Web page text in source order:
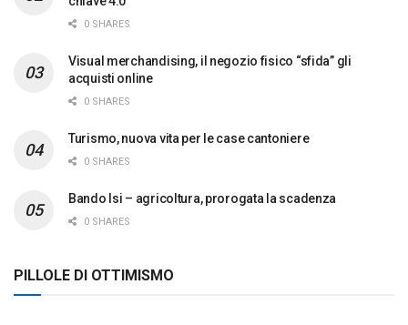
0 SHARES
Visual merchandising, il negozio fisico “sfida” gli
acquisti online
0 SHARES
Turismo, nuova vita per le case cantoniere
0 SHARES
Bando Isi – agricoltura, prorogata la scadenza
0 SHARES
PILLOLE DI OTTIMISMO